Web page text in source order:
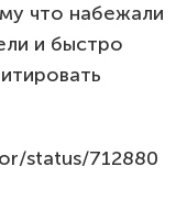
что набежали
и быстро
status/712880